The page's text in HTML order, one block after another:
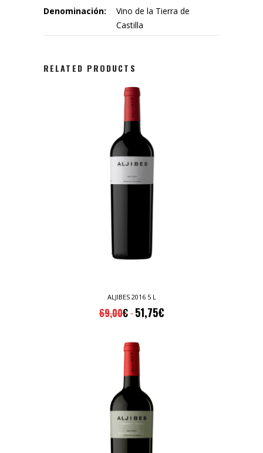
Denominación:
Vino de la Tierra de
Castilla
RELATED PRODUCTS
ALJIBES 2016 5 L
69,00€ 51,75€